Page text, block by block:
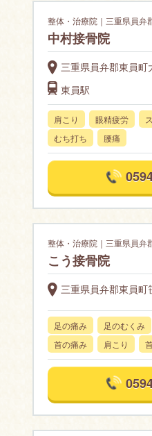
整体・治療院｜三重県員弁
中村接骨院
三重県員弁郡東員町
東員駅
肩こり 眼精疲労
むち打ち
腰痛
整体・治療院｜三重県員弁
こう接骨院
三重県員弁郡東員
足の痛み 足のむくみ
首の痛み
肩こり